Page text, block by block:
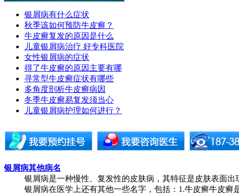
银屑病有什么症状
秋季该如何预防牛皮癣？
牛皮癣复发的原因是什么
儿童银屑病治疗 好专科医院
女性银屑病的症状
得了牛皮癣的原因主要有哪
寻常型牛皮癣症状有哪些
多角度剖析牛皮癣病因
冬季牛皮癣易复发须当心
儿童银屑病护理如何进行？
银屑病其他病名
银屑病是一种慢性、复发性的皮肤病，其特征是皮肤表面出
银屑病在医学上还有其他一些名字，包括：1.牛皮癣牛皮癣